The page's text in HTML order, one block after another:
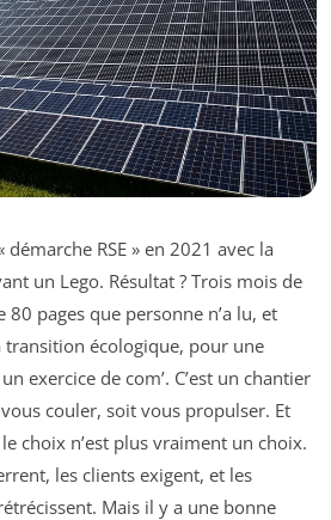
démarche RSE » en 2021 avec la
un Lego. Résultat ? Trois mois de
pages que personne n’a lu, et
transition écologique, pour une
exercice de com’. C’est un chantier
couler, soit vous propulser. Et
choix n’est plus vraiment un choix.
les clients exigent, et les
Mais il y a une bonne